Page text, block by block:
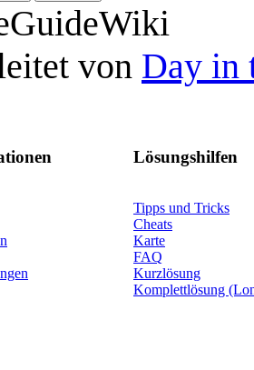
von Day in
Lösungshilfen
Tipps und Tricks
Cheats
Karte
FAQ
Kurzlösung
Komplettlösung